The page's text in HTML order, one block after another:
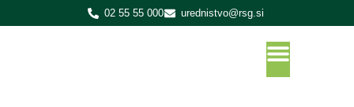
02 55 55 000 urednistvo@rsg.si